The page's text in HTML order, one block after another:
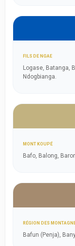
FILS DE NGAE
Logase, Batanga,
Ndogbianga.
MONT KOUPÉ
Bafo, Balong,
RÉGION DES
Bafun (Penja),